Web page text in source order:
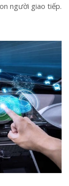
người giao tiếp.